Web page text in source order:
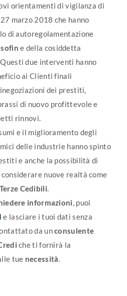
orientamenti di vigilanza di
marzo 2018 che hanno
di autoregolamentazione
e della cosiddetta
due interventi hanno
ai Clienti finali
dei prestiti,
di nuovo profittevole e
rinnovi.
e il miglioramento degli
delle industrie hanno spinto
e anche la possibilità di
nuove realtà come
Cedibili.
informazioni, puoi
e lasciare i tuoi dati senza
da unconsulente
che ti fornirà la
tue necessità.